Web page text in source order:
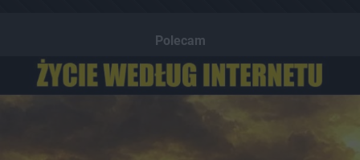
Polecam